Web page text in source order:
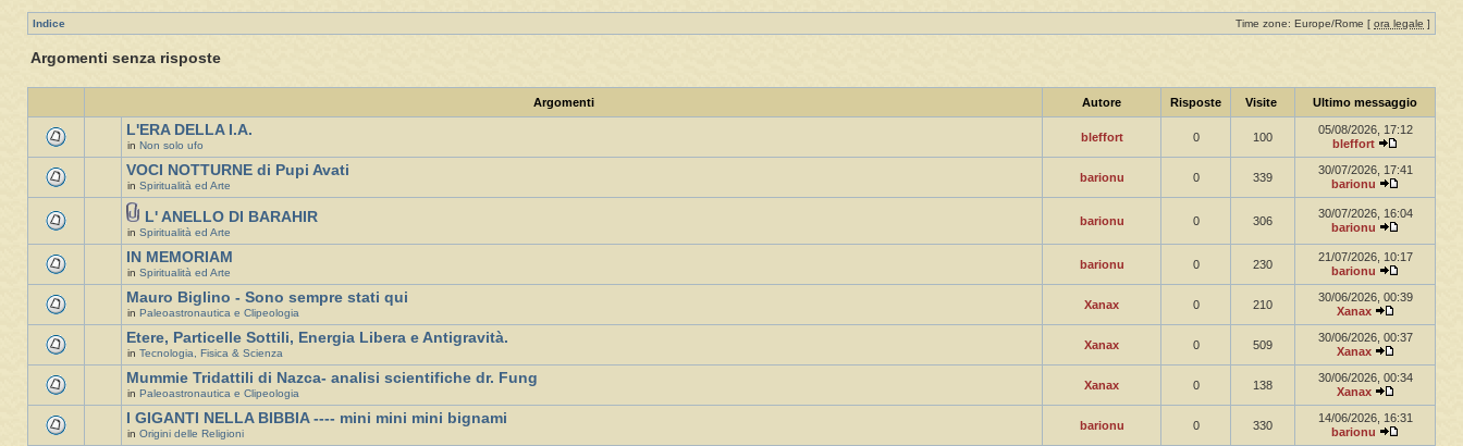
Indice Time zone: Europe/Rome [ ora legale ]
Argomenti senza risposte
Argomenti Autore Risposte Visite Ultimo messaggio
L'ERA DELLA I.A.
in Non solo ufo
bleffort 0 100
05/08/2026, 17:12
bleffort
VOCI NOTTURNE di Pupi Avati
in Spiritualità ed Arte
barionu 0 339
30/07/2026, 17:41
barionu
L' ANELLO DI BARAHIR
in Spiritualità ed Arte
barionu 0 306
30/07/2026, 16:04
barionu
IN MEMORIAM
in Spiritualità ed Arte
barionu 0 230
21/07/2026, 10:17
barionu
Mauro Biglino - Sono sempre stati qui
in Paleoastronautica e Clipeologia
Xanax 0 210
30/06/2026, 00:39
Xanax
Etere, Particelle Sottili, Energia Libera e Antigravità.
in Tecnologia, Fisica & Scienza
Xanax 0 509
30/06/2026, 00:37
Xanax
Mummie Tridattili di Nazca- analisi scientifiche dr. Fung
in Paleoastronautica e Clipeologia
Xanax 0 138
30/06/2026, 00:34
Xanax
I GIGANTI NELLA BIBBIA ---- mini mini mini bignami
in Origini delle Religioni
barionu 0 330
14/06/2026, 16:31
barionu